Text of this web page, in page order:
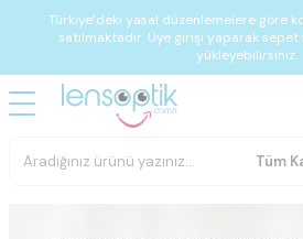
Türkiye’deki yasal düzenlemelere göre
satılmaktadır. Üye girişi yaparak
yükleyebilirsiniz.